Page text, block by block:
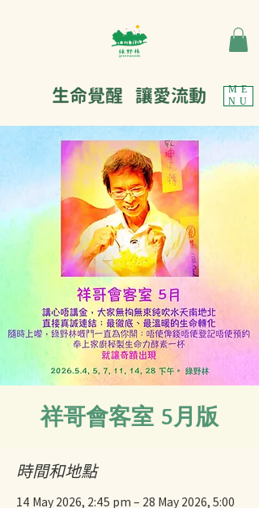
ME
NU
生命覺醒 讓愛流動
祥哥會客室 5月版
時間和地點
14 May 2026, 2:45 pm – 28 May 2026, 5:00